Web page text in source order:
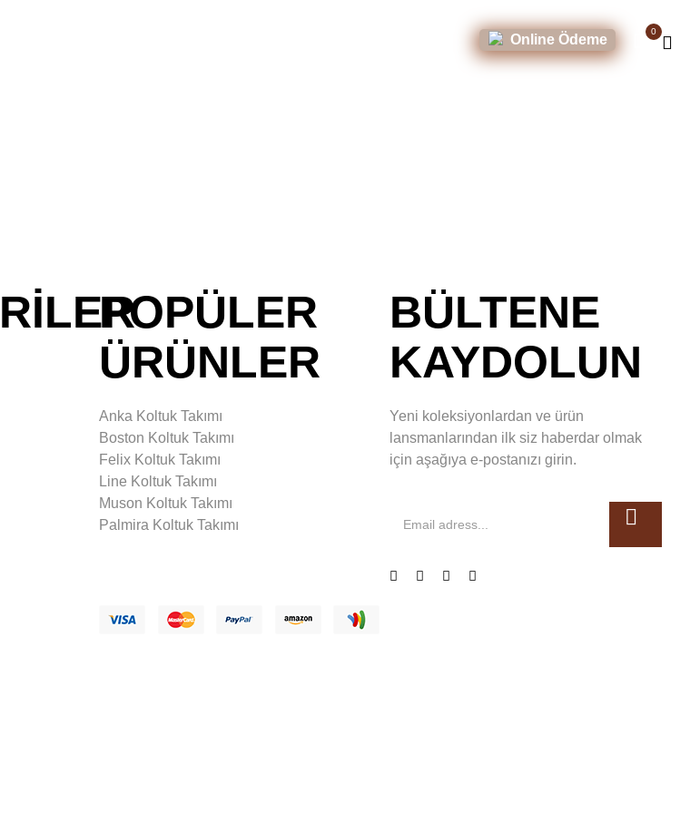
Online Ödeme
0
POPÜLER
ÜRÜNLER
Anka Koltuk Takımı
Boston Koltuk Takımı
Felix Koltuk Takımı
Line Koltuk Takımı
Muson Koltuk Takımı
Palmira Koltuk Takımı
BÜLTENE
KAYDOLUN
Yeni koleksiyonlardan ve ürün
lansmanlarından ilk siz haberdar olmak
için aşağıya e-postanızı girin.